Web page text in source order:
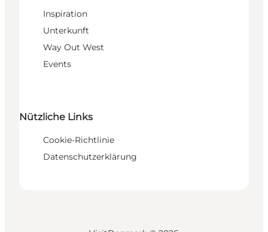
Inspiration
Unterkunft
Way Out West
Events
Nützliche Links
Cookie-Richtlinie
Datenschutzerklärung